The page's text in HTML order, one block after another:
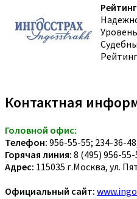
Рейтинг
Рейтинг
Контактная
Головной офис:
Телефон: 956-55-55; 234-36-
Горячая линия: 8 (495) 956-55-
Адрес: 115035 г.Москва, ул.
Официальный сайт: